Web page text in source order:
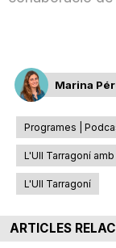
Marina
Programes |
L'Ull Tarragoní
L'Ull Tarragoní
ARTICLES